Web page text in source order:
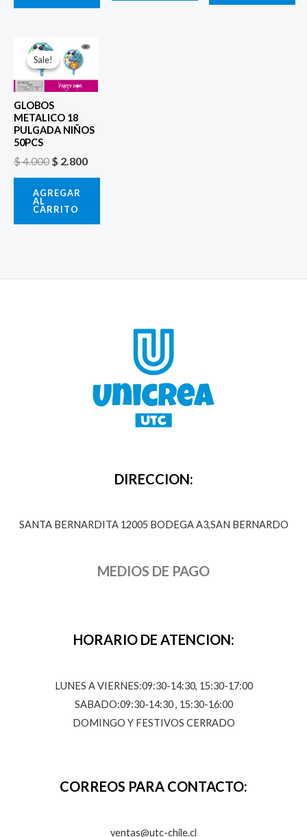
Sale!
Sale!
GLOBOS
METALICO 18
PULGADA NIÑOS
50PCS
$4.000
El
precio
original
era:
$ 4.000.
$ 2.800
El
AGREGAR
AL
CARRITO
DIRECCION:
SANTA BERNARDITA 12005 BODEGA A3,SAN BERNARDO
MEDIOS DE PAGO
HORARIO DE ATENCION:
LUNES A VIERNES:09:30-14:30, 15:30-17:00
SABADO:09:30-14:30 , 15:30-16:00
DOMINGO Y FESTIVOS CERRADO
CORREOS PARA CONTACTO:
ventas@utc-chile.cl